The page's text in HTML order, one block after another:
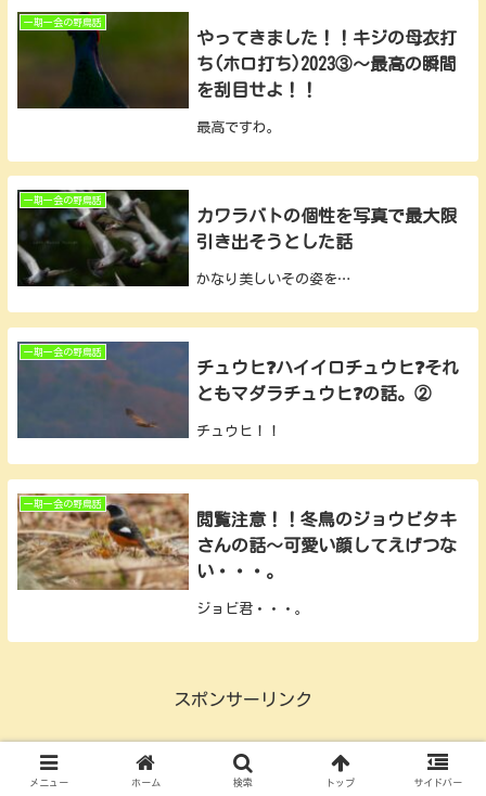
一期一会の野鳥話
やってきました！！キジの母衣打
ち(ホロ打ち)2023③～最高の瞬間
を刮目せよ！！
最高ですわ。
一期一会の野鳥話
カワラバトの個性を写真で最大限
引き出そうとした話
かなり美しいその姿を…
一期一会の野鳥話
チュウヒ❓ハイイロチュウヒ❓それ
ともマダラチュウヒ❓の話。②
チュウヒ！！
一期一会の野鳥話
閲覧注意！！冬鳥のジョウビタキ
さんの話～可愛い顔してえげつな
い・・・。
ジョビ君・・・。
スポンサーリンク
メニュー ホーム 検索 トップ サイドバー